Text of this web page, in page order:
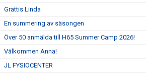
Grattis Linda
En summering av säsongen
Över 50 anmälda till H65 Summer Camp 2026!
Välkommen Anna!
JL FYSIOCENTER